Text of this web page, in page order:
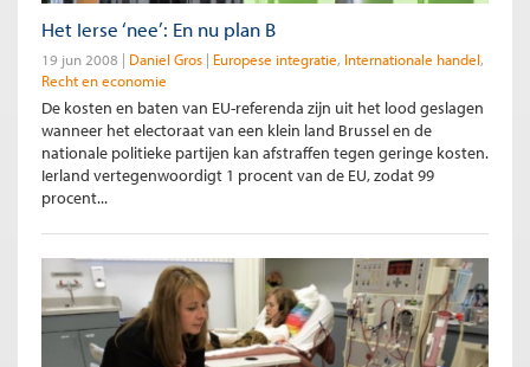
Het Ierse ‘nee’: En nu plan B
19 jun 2008 Daniel Gros Europese integratie Internationale handel
Recht en economie
De kosten en baten van EU-referenda zijn uit het lood geslagen
wanneer het electoraat van een klein land Brussel en de
nationale politieke partijen kan afstraffen tegen geringe kosten.
Ierland vertegenwoordigt 1 procent van de EU, zodat 99
procent...